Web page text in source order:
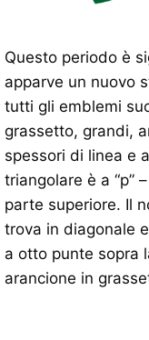
Questo periodo è
apparve un nuovo
tutti gli emblemi
grassetto, grandi,
spessori di linea e
triangolare è a “p”
parte superiore. Il
trova in diagonale
a otto punte sopra
arancione in